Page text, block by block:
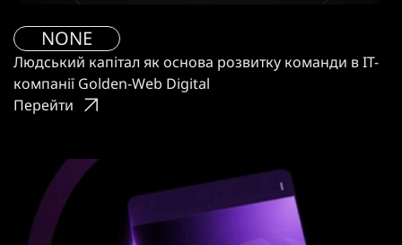
NONE
Людський капітал як основа розвитку команди в IT-
компанії Golden-Web Digital
Перейти